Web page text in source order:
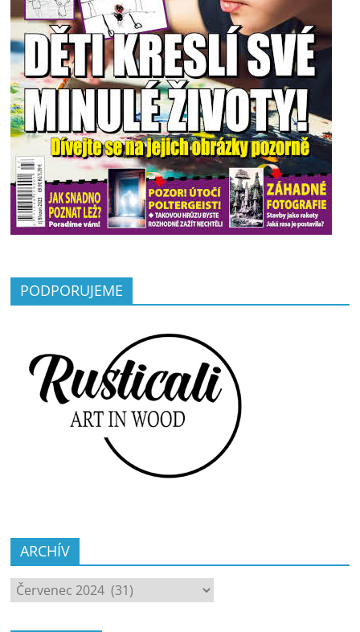
PODPORUJEME
ARCHÍV
ARCHÍV